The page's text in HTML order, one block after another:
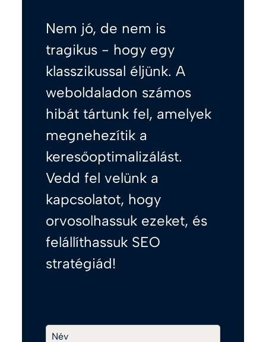
Nem jó, de nem is
tragikus - hogy egy
klasszikussal éljünk. A
weboldaladon számos
hibát tártunk fel, amelyek
megnehezítik a
keresőoptimalizálást.
Vedd fel velünk a
kapcsolatot, hogy
orvosolhassuk ezeket, és
felállíthassuk SEO
stratégiád!
Név